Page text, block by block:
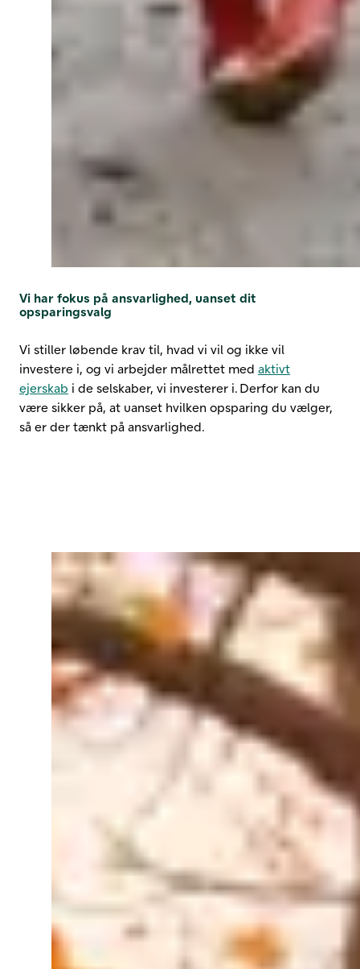
Vi har fokus på ansvarlighed, uanset dit
opsparingsvalg
Vi stiller løbende krav til, hvad vi vil og ikke vil
investere i, og vi arbejder målrettet med aktivt
ejerskab i de selskaber, vi investerer i. Derfor kan du
være sikker på, at uanset hvilken opsparing du vælger,
så er der tænkt på ansvarlighed.